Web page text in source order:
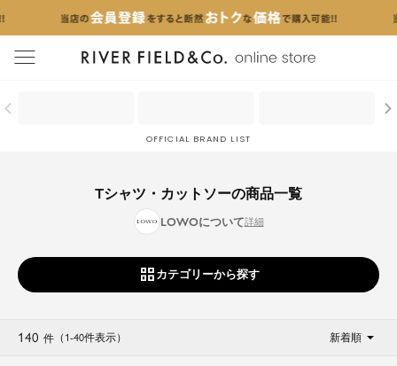
menu
OFFICIAL BRAND LIST
Tシャツ・カットソーの商品一覧
LOWOについて
カテゴリーから探す
140 件 （1-40件表示） 新着順